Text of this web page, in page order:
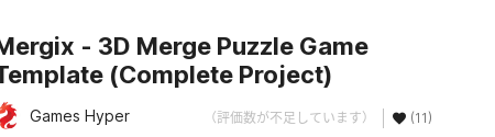
- 3D Merge Puzzle Game
(Complete Project)
Games Hyper （評価数が不足しています） (11)